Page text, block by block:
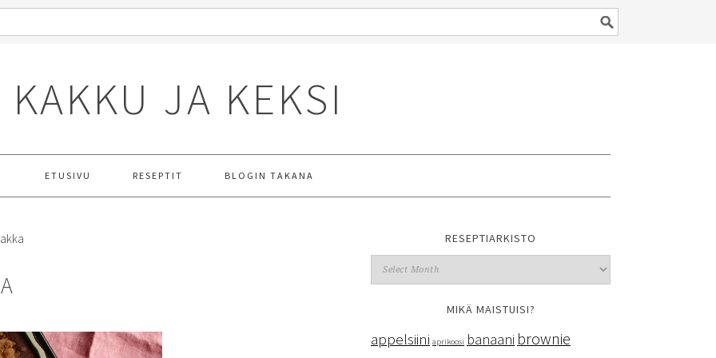
KAKKU JA KEKSI
ETUSIVU RESEPTIT BLOGIN TAKANA
RESEPTIARKISTO
MIKÄ MAISTUISI?
appelsiini aprikoosi banaani brownie